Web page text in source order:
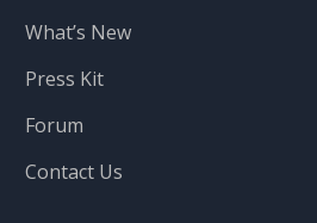
What’s New
Press Kit
Forum
Contact Us